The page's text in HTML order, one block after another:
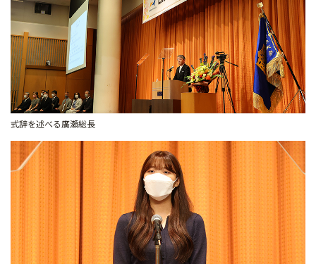
式辞を述べる廣瀬総長